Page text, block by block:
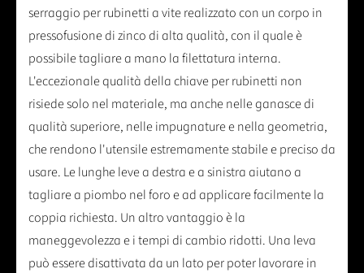
serraggio per rubinetti a vite realizzato con un corpo in
pressofusione di zinco di alta qualità, con il quale è
possibile tagliare a mano la filettatura interna.
L'eccezionale qualità della chiave per rubinetti non
risiede solo nel materiale, ma anche nelle ganasce di
qualità superiore, nelle impugnature e nella geometria,
che rendono l'utensile estremamente stabile e preciso da
usare. Le lunghe leve a destra e a sinistra aiutano a
tagliare a piombo nel foro e ad applicare facilmente la
coppia richiesta. Un altro vantaggio è la
maneggevolezza e i tempi di cambio ridotti. Una leva
può essere disattivata da un lato per poter lavorare in